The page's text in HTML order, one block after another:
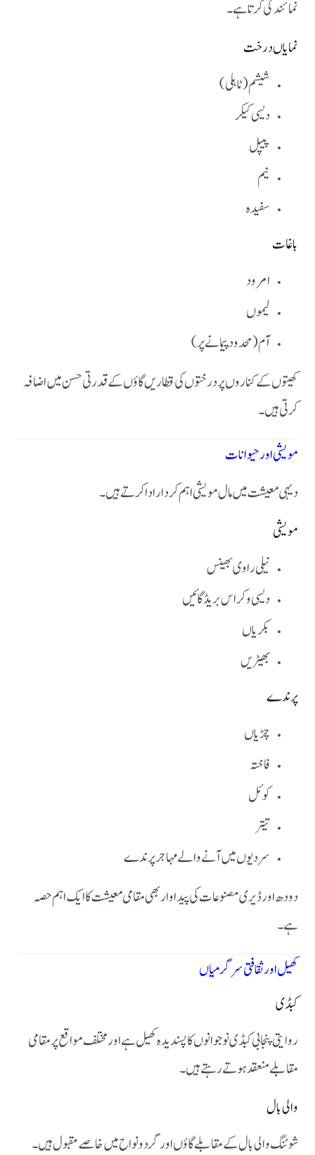
نمائندگی کرتا ہے۔
نمایاں درخت
شیشم (ٹاہلی)
دیسی کیکر
پیپل
نیم
سفیدہ
باغات
امرود
لیموں
آم (محدود پیمانے پر)
کھیتوں کے کناروں پر درختوں کی قطاریں گاؤں کے قدرتی حسن میں اضافہ
کرتی ہیں۔
مویشی اور حیوانات
دیہی معیشت میں مال مویشی اہم کردار ادا کرتے ہیں۔
مویشی
نیلی راوی بھینس
دیسی و کراس بریڈ گائیں
بکریاں
بھیڑیں
پرندے
چڑیاں
فاختہ
کوئل
تیتر
سردیوں میں آنے والے مہاجر پرندے
دودھ اور ڈیری مصنوعات کی پیداوار بھی مقامی معیشت کا ایک اہم حصہ
ہے۔
کھیل اور ثقافتی سرگرمیاں
کبڈی
روایتی پنجابی کبڈی نوجوانوں کا پسندیدہ کھیل ہے اور مختلف مواقع پر مقامی
مقابلے منعقد ہوتے رہتے ہیں۔
والی بال
شوٹنگ والی بال کے مقابلے گاؤں اور گرد و نواح میں خاصے مقبول ہیں۔